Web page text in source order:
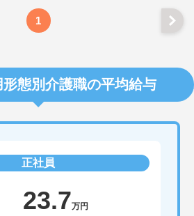
1
態別介護職の平均給与
正社員
23.7万円